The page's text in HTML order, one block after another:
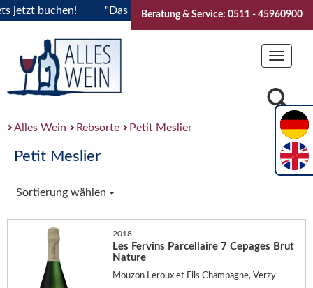
jetzt buchen! "Das Sommerfest 2026" Vive la
Beratung & Service: 0511 - 45960900
Toggle
Alles Wein Rebsorte Petit Meslier
Petit Meslier
Sortierung wählen
2018
Les Fervins Parcellaire 7 Cepages Brut
Nature
Mouzon Leroux et Fils Champagne, Verzy